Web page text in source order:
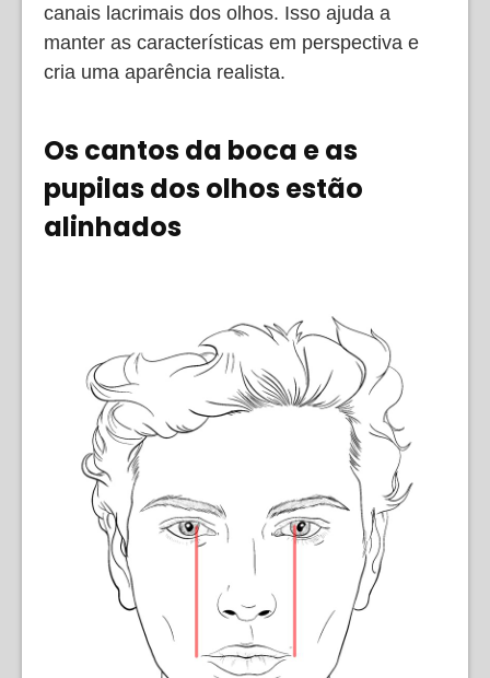
canais lacrimais dos olhos. Isso ajuda a
manter as características em perspectiva e
cria uma aparência realista.
Os cantos da boca e as
pupilas dos olhos estão
alinhados